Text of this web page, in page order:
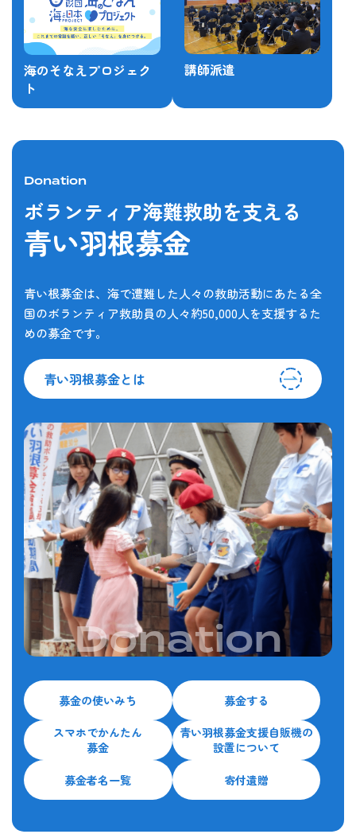
海のそなえプロジェク
ト
講師派遣
Donation
ボランティア海難救助を支える
青い羽根募金
青い根募金は、海で遭難した人々の救助活動にあたる全
国のボランティア救助員の人々約50,000人を支援するた
めの募金です。
青い羽根募金とは
Donation
募金の使いみち 募金する
スマホでかんたん
募金
青い羽根募金支援自販機の
設置について
募金者名一覧 寄付遺贈